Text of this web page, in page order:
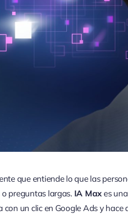
que entiende lo que las
preguntas largas. IA Maxes
un clic en Google Ads y hace